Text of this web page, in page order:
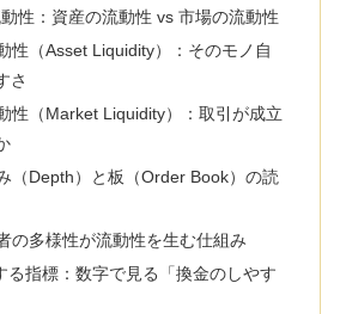
性：資産の流動性 vs 市場の流動性
性（Asset Liquidity）：そのモノ自
さ
性（Market Liquidity）：取引が成立
（Depth）と板（Order Book）の読
の多様性が流動性を生む仕組み
る指標：数字で見る「換金のしやす